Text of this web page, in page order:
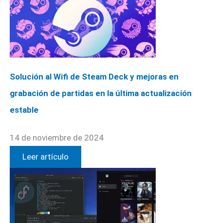
Solución al Wifi de Steam Deck y mejoras en
grabación de partidas en la última actualización
estable
14 de noviembre de 2024
Leer artículo